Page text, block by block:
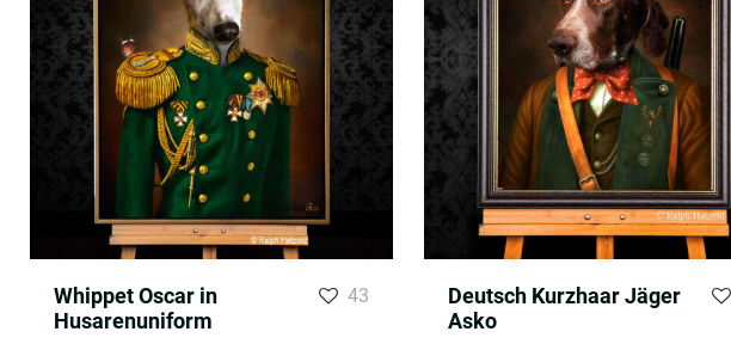
Whippet Oscar in
Husarenuniform
43
Deutsch Kurzhaar Jäger
Asko